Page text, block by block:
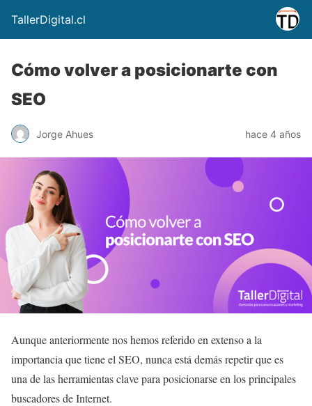
TallerDigital.cl
Cómo volver a posicionarte con
SEO
Jorge Ahues hace 4 años
Aunque anteriormente nos hemos referido en extenso a la
importancia que tiene el SEO, nunca está demás repetir que es
una de las herramientas clave para posicionarse en los principales
buscadores de Internet.